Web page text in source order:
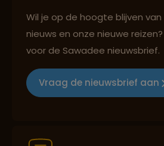
Groepsreizen mét
Wil je op de hoogte blijven
nieuws en onze nieuwe
voor de Sawadee nieuwsbrief.
Vraag de nieuwsbrief aan